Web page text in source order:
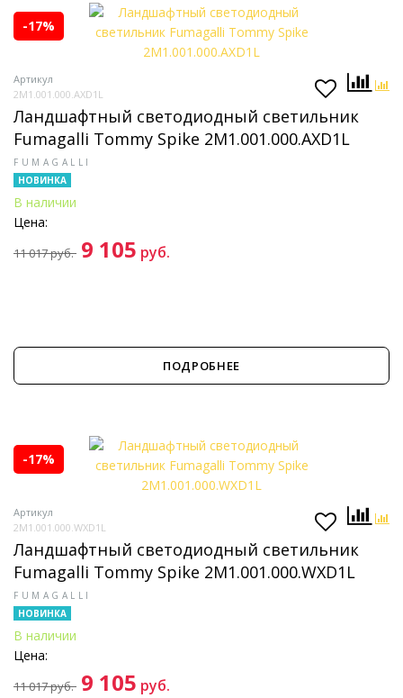
-17%
Артикул
2M1.001.000.AXD1L
Ландшафтный светодиодный светильник
Fumagalli Tommy Spike 2M1.001.000.AXD1L
FUMAGALLI
НОВИНКА
В наличии
Цена:
11 017руб. 9 105 руб.
ПОДРОБНЕЕ
-17%
Артикул
2M1.001.000.WXD1L
Ландшафтный светодиодный светильник
Fumagalli Tommy Spike 2M1.001.000.WXD1L
FUMAGALLI
НОВИНКА
В наличии
Цена:
11 017руб. 9 105 руб.